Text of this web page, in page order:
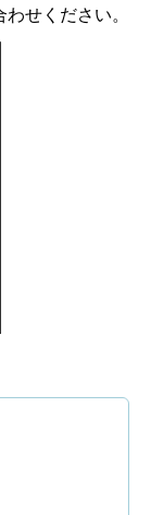
せください。